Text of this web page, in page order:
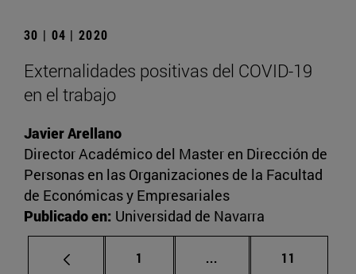
30 | 04 | 2020
Externalidades positivas del COVID-19
en el trabajo
Javier Arellano
Director Académico del Master en Dirección de
Personas en las Organizaciones de la Facultad
de Económicas y Empresariales
Publicado en: Universidad de Navarra
Página
1 ... Páginas intermedias
Página
11